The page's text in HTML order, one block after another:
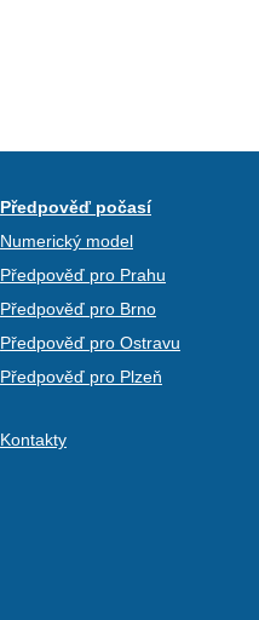
Předpověď počasí
Numerický model
Předpověď pro Prahu
Předpověď pro Brno
Předpověď pro Ostravu
Předpověď pro Plzeň
Kontakty